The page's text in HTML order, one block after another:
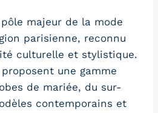
majeur de la mode
parisienne, reconnu
culturelle et stylistique.
une gamme
de mariée, du sur-
contemporains et